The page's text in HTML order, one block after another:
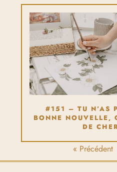
#151 – TU N’AS
BONNE NOUVELLE,
DE
« Précédent